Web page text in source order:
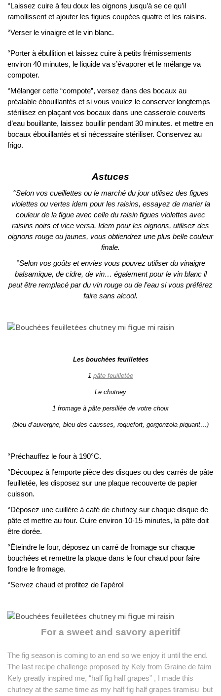
°Laissez cuire à feu doux les oignons jusqu’à se ce qu’il
ramollissent et ajouter les figues coupées quatre et les raisins.
°Verser le vinaigre et le vin blanc.
°Porter à ébullition et laissez cuire à petits frémissements
environ 40 minutes, le liquide va s’évaporer et le mélange va
compoter.
°Mélanger cette “compote”, versez dans des bocaux au
préalable ébouillantés et si vous voulez le conserver longtemps
stérilisez en plaçant vos bocaux dans une casserole couverts
d’eau bouillante, laissez bouillir pendant 30 minutes. et mettre en
bocaux ébouillantés et si nécessaire stériliser. Conservez au
frigo.
Astuces
°Selon vos cueillettes ou le marché du jour utilisez des figues
violettes ou vertes idem pour les raisins, essayez de marier la
couleur de la figue avec celle du raisin figues violettes avec
raisins noirs et vice versa. Idem pour les oignons, utilisez des
oignons rouge ou jaunes, vous obtiendrez une plus belle couleur
finale.
°Selon vos goûts et envies vous pouvez utiliser du vinaigre
balsamique, de cidre, de vin… également pour le vin blanc il
peut être remplacé par du vin rouge ou de l’eau si vous préférez
faire sans alcool.
Les bouchées feuilletées
1 pâte feuilletée
Le chutney
1 fromage à pâte persillée de votre choix
(bleu d’auvergne, bleu des causses, roquefort, gorgonzola piquant…)
°Préchauffez le four à 190°C.
°Découpez à l’emporte pièce des disques ou des carrés de pâte
feuilletée, les disposez sur une plaque recouverte de papier
cuisson.
°Déposez une cuillère à café de chutney sur chaque disque de
pâte et mettre au four. Cuire environ 10-15 minutes, la pâte doit
être dorée.
°Éteindre le four, déposez un carré de fromage sur chaque
bouchées et remettre la plaque dans le four chaud pour faire
fondre le fromage.
°Servez chaud et profitez de l’apéro!
For a sweet and savory aperitif
The fig season is coming to an end so we enjoy it until the end.
The last recipe challenge proposed by Kely from Graine de faim
Kely greatly inspired me, “half fig half grapes” , I made this
chutney at the same time as my half fig half grapes tiramisu but